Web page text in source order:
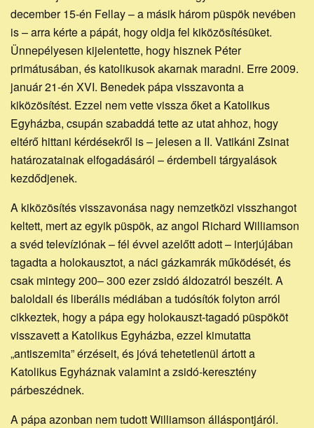
december 15-én Fellay – a másik három püspök nevében
is – arra kérte a pápát, hogy oldja fel kiközösítésüket.
Ünnepélyesen kijelentette, hogy hisznek Péter
primátusában, és katolikusok akarnak maradni. Erre 2009.
január 21-én XVI. Benedek pápa visszavonta a
kiközösítést. Ezzel nem vette vissza őket a Katolikus
Egyházba, csupán szabaddá tette az utat ahhoz, hogy
eltérő hittani kérdésekről is – jelesen a II. Vatikáni Zsinat
határozatainak elfogadásáról – érdembeli tárgyalások
kezdődjenek.
A kiközösítés visszavonása nagy nemzetközi visszhangot
keltett, mert az egyik püspök, az angol Richard Williamson
a svéd televíziónak – fél évvel azelőtt adott – interjújában
tagadta a holokausztot, a náci gázkamrák működését, és
csak mintegy 200– 300 ezer zsidó áldozatról beszélt. A
baloldali és liberális médiában a tudósítók folyton arról
cikkeztek, hogy a pápa egy holokauszt-tagadó püspököt
visszavett a Katolikus Egyházba, ezzel kimutatta
„antiszemita” érzéseit, és jóvá tehetetlenül ártott a
Katolikus Egyháznak valamint a zsidó-keresztény
párbeszédnek.
A pápa azonban nem tudott Williamson álláspontjáról.